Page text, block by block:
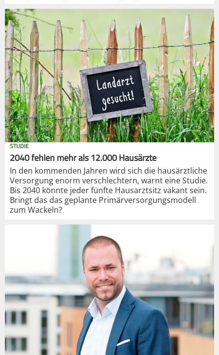
STUDIE
2040 fehlen mehr als 12.000 Hausärzte
In den kommenden Jahren wird sich die hausärztliche
Versorgung enorm verschlechtern, warnt eine Studie.
Bis 2040 könnte jeder fünfte Hausarztsitz vakant sein.
Bringt das das geplante Primärversorgungsmodell
zum Wackeln?